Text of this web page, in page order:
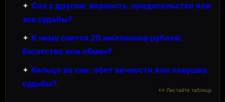
✦ Сон с другом: верность, предательство или
зов судьбы?
✦ К чему снится 20 миллионов рублей:
богатство или обман?
✦ Кольцо во сне: обет вечности или ловушка
судьбы?